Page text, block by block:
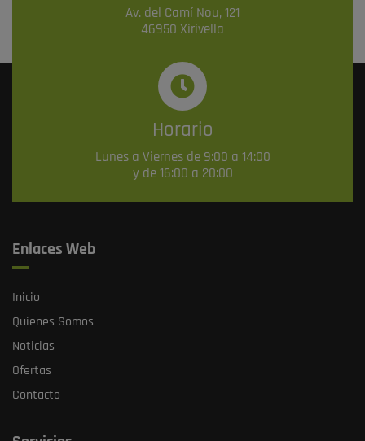
Av. del Camí Nou, 121
46950 Xirivella
Horario
Lunes a Viernes de 9:00 a 14:00
y de 16:00 a 20:00
Enlaces Web
Inicio
Quienes Somos
Noticias
Ofertas
Contacto